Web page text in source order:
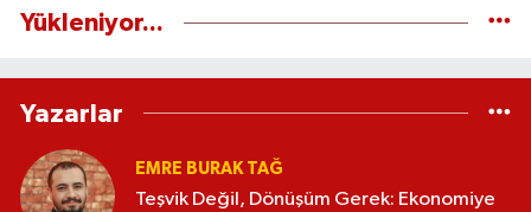
Yükleniyor...
Yazarlar
EMRE BURAK TAĞ
Teşvik Değil, Dönüşüm Gerek: Ekonomiye